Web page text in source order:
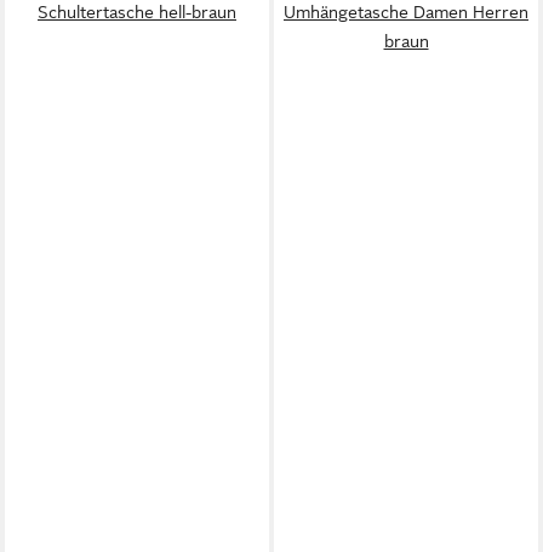
Schultertasche hell-braun
Umhängetasche Damen Herren
braun